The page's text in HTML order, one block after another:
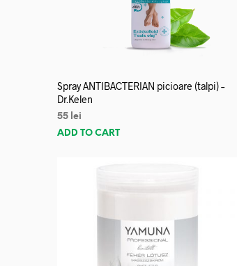
Spray ANTIBACTERIAN picioare (talpi) –
Dr.Kelen
55 lei
ADD TO CART